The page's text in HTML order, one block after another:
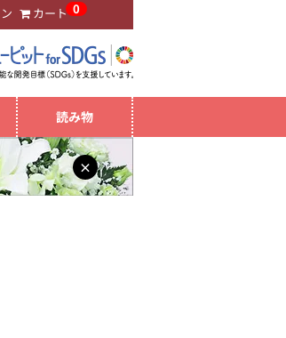
カート 0
読み物
×